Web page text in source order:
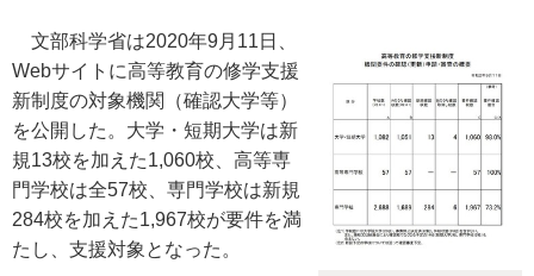
文部科学省は2020年9月11日、
Webサイトに高等教育の修学支援
新制度の対象機関（確認大学等）
を公開した。大学・短期大学は新
規13校を加えた1,060校、高等専
門学校は全57校、専門学校は新規
284校を加えた1,967校が要件を満
たし、支援対象となった。